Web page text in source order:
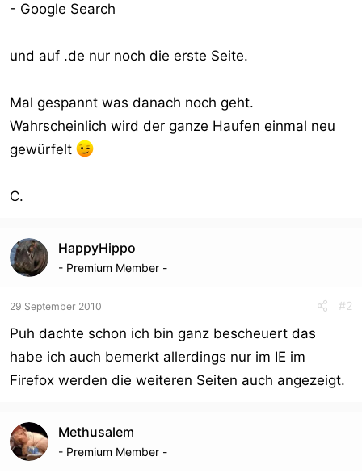
- Google Search
und auf .de nur noch die erste Seite.
Mal gespannt was danach noch geht.
Wahrscheinlich wird der ganze Haufen einmal neu
gewürfelt
C.
HappyHippo
- Premium Member -
29 September 2010 #2
Puh dachte schon ich bin ganz bescheuert das
habe ich auch bemerkt allerdings nur im IE im
Firefox werden die weiteren Seiten auch angezeigt.
Methusalem
- Premium Member -